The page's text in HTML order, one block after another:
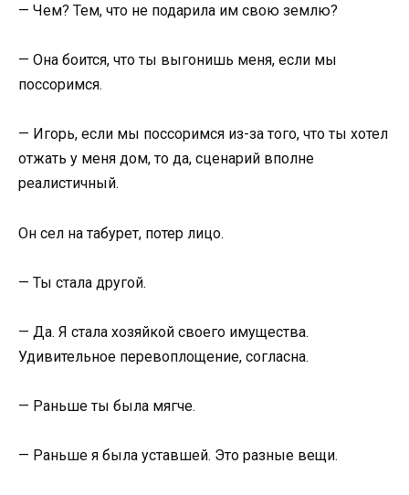
— Чем? Тем, что не подарила им свою землю?
— Она боится, что ты выгонишь меня, если мы
поссоримся.
— Игорь, если мы поссоримся из-за того, что ты хотел
отжать у меня дом, то да, сценарий вполне
реалистичный.
Он сел на табурет, потер лицо.
— Ты стала другой.
— Да. Я стала хозяйкой своего имущества.
Удивительное перевоплощение, согласна.
— Раньше ты была мягче.
— Раньше я была уставшей. Это разные вещи.